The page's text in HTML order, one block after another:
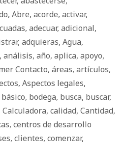
, Abre, acorde, activar,
, adecuar, adicional,
, adquieras, Agua,
, análisis, año, aplica, apoyo,
Contacto, áreas, artículos,
, Aspectos legales,
básico, bodega, busca, buscar,
Calculadora, calidad, Cantidad,
, centros de desarrollo
, clientes, comenzar,